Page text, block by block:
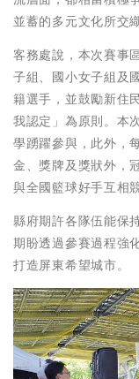
並蓄的多元文化所交
客務處說，本次賽事
子組、國小女子組及
籍選手，並鼓勵新住
我認定」為原則。本
學踴躍參與，此外，
金、獎牌及獎狀外，
與全國籃球好手互相
縣府期許各隊伍能保
期盼透過參賽過程強
打造屏東希望城市。